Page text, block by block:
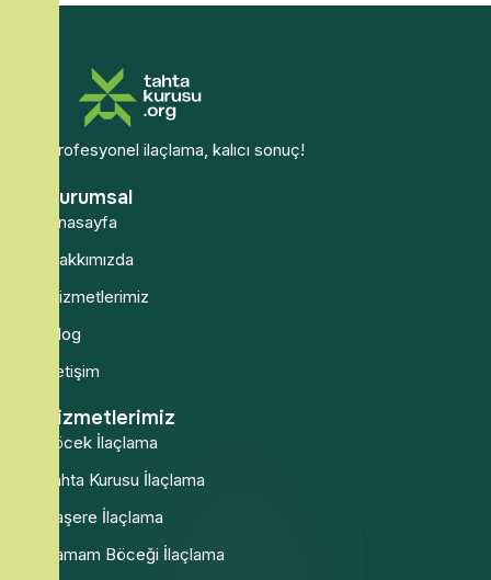
Profesyonel ilaçlama, kalıcı sonuç!
Kurumsal
Anasayfa
Hakkımızda
Hizmetlerimiz
Blog
İletişim
Hizmetlerimiz
Böcek İlaçlama
Tahta Kurusu İlaçlama
Haşere İlaçlama
Hamam Böceği İlaçlama